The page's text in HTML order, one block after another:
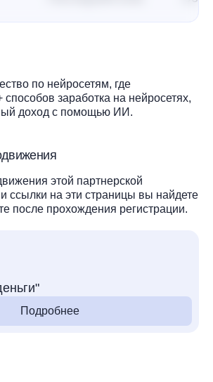
по нейросетям, где
заработка на нейросетях,
доход с помощью ИИ.
этой партнерской
ссылки на эти страницы вы найдете
после прохождения регистрации.
Подробнее